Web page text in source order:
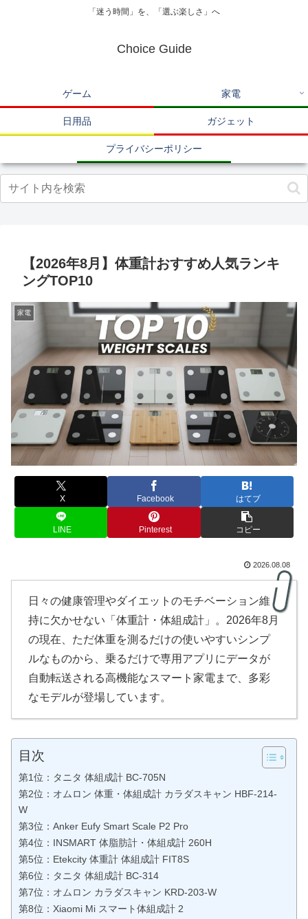
「迷う時間」を、「選ぶ楽しさ」へ
Choice Guide
ゲーム 家電
日用品 ガジェット
プライバシーポリシー
【2026年8月】体重計おすすめ人気ランキ
ングTOP10
家電
X Facebook はてブ
LINE Pinterest コピー
2026.08.08
日々の健康管理やダイエットのモチベーション維
持に欠かせない「体重計・体組成計」。2026年8月
の現在、ただ体重を測るだけの使いやすいシンプ
ルなものから、乗るだけで専用アプリにデータが
自動転送される高機能なスマート家電まで、多彩
なモデルが登場しています。
目次
第1位：タニタ 体組成計 BC-705N
第2位：オムロン 体重・体組成計 カラダスキャン HBF-214-
W
第3位：Anker Eufy Smart Scale P2 Pro
第4位：INSMART 体脂肪計・体組成計 260H
第5位：Etekcity 体重計 体組成計 FIT8S
第6位：タニタ 体組成計 BC-314
第7位：オムロン カラダスキャン KRD-203-W
第8位：Xiaomi Mi スマート体組成計 2